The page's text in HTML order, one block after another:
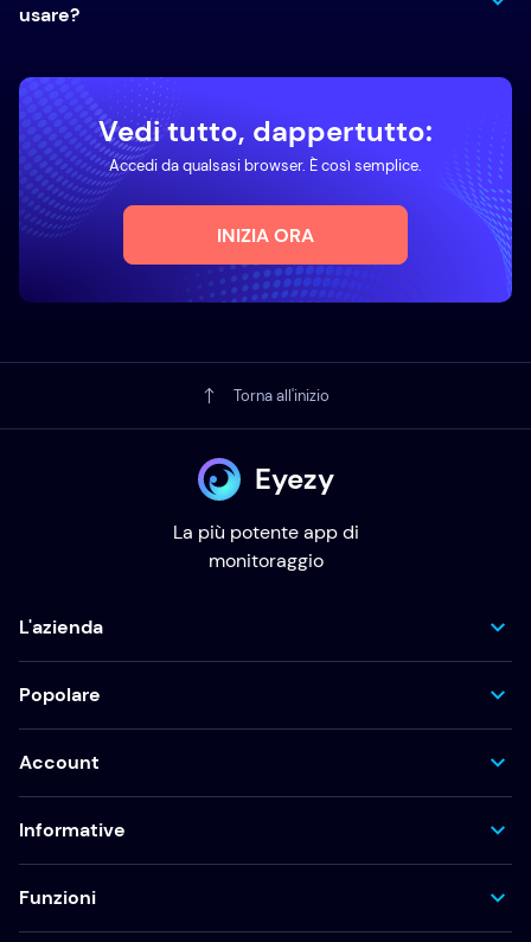
usare?
Vedi tutto, dappertutto:
Accedi da qualsasi browser. È così semplice.
INIZIA ORA
Torna all'inizio
Eyezy
La più potente app di
monitoraggio
L'azienda
Popolare
Account
Informative
Funzioni